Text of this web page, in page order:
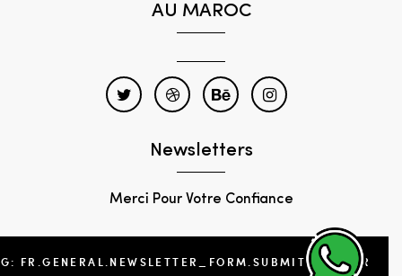
AU MAROC
Newsletters
Merci Pour Votre Confiance
FR.GENERAL.NEWSLETTER_FORM.SUBMIT_FOOTER